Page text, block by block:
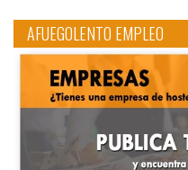
AFUEGOLENTO EMPLEO